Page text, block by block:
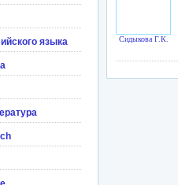
языка Сидыкова Г.К.